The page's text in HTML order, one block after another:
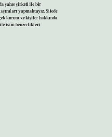
şahıs şirketi ile bir
yapmaktayız. Sitede
kurum ve kişiler hakkında
isim benzerlikleri